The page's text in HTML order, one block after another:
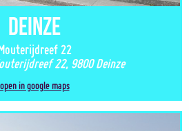
Deinze
22
22, 9800 Deinze
open in google maps